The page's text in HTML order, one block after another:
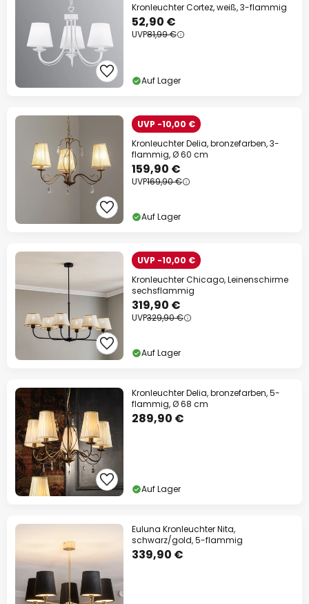
Kronleuchter Cortez, weiß, 3-flammig
52,90 €
UVP81,99 €
Auf Lager
UVP -10,00 €
Kronleuchter Delia, bronzefarben, 3-
flammig, Ø 60 cm
159,90 €
UVP169,90 €
Auf Lager
UVP -10,00 €
Kronleuchter Chicago, Leinenschirme
sechsflammig
319,90 €
UVP329,90 €
Auf Lager
Kronleuchter Delia, bronzefarben, 5-
flammig, Ø 68 cm
289,90 €
Auf Lager
Euluna Kronleuchter Nita,
schwarz/gold, 5-flammig
339,90 €